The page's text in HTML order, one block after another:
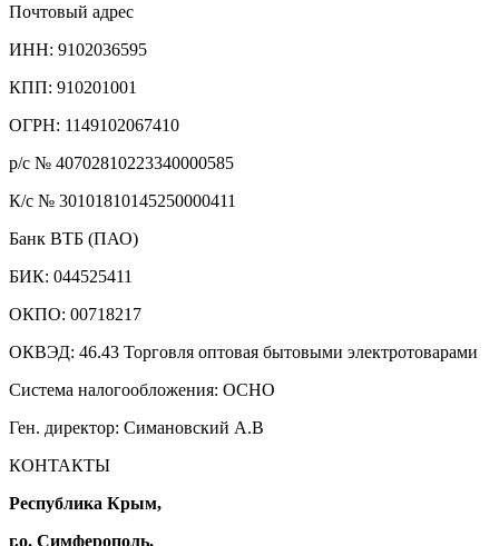
Почтовый адрес
ИНН: 9102036595
КПП: 910201001
ОГРН: 1149102067410
р/с № 40702810223340000585
К/с № 30101810145250000411
Банк ВТБ (ПАО)
БИК: 044525411
ОКПО: 00718217
ОКВЭД: 46.43 Торговля оптовая бытовыми электротоварами
Система налогообложения: ОСНО
Ген. директор: Симановский А.В
КОНТАКТЫ
Республика Крым,
г.о. Симферополь,